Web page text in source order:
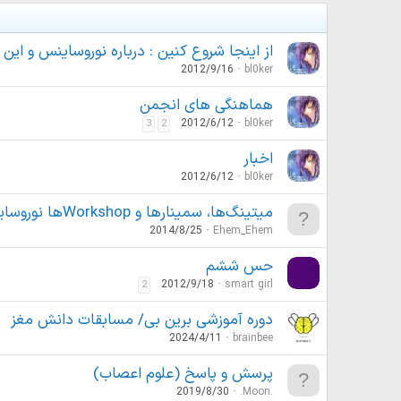
از اینجا شروع کنین : درباره نوروساینس و
bl0ker
2012/9/16
هماهنگی های انجمن
bl0ker
2012/6/12
2
3
اخبار
bl0ker
2012/6/12
میتینگ‌ها، سمینارها و Workshopها نوروساینس
Ehem_Ehem
2014/8/25
حس ششم
smart girl
2012/9/18
2
دوره آموزشی برین بی/ مسابقات دانش مغز
brainbee
2024/4/11
پرسش و پاسخ (علوم اعصاب)
.Moon.
2019/8/30